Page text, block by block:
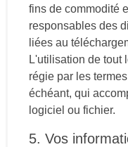
fins de commodité
responsables des
liées au
L'utilisation de tout
régie par les
échéant, qui
logiciel ou fichier.
5. Vos